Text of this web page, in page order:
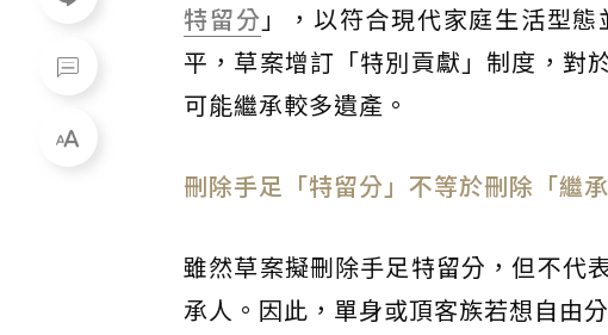
特留分 」，以符合現代家庭生活型
平，草案增訂「特別貢獻」制度，對
可能繼承較多遺產。
刪除手足「特留分」不等於刪除「繼承
雖然草案擬刪除手足特留分，但不代
承人。因此，單身或頂客族若想自由